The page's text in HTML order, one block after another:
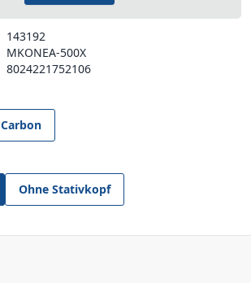
143192
MKONEA-500X
8024221752106
Carbon
Ohne Stativkopf